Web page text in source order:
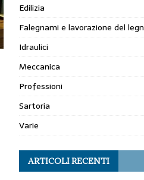
Edilizia
Falegnami e lavorazione del
Idraulici
Meccanica
Professioni
Sartoria
Varie
ARTICOLI RECENTI